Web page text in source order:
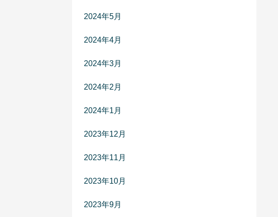
2024年5月
2024年4月
2024年3月
2024年2月
2024年1月
2023年12月
2023年11月
2023年10月
2023年9月